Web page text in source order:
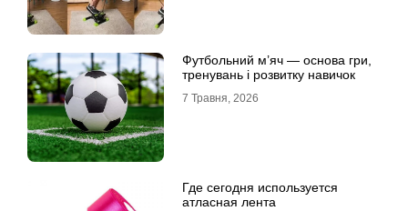
Футбольний м’яч — основа гри,
тренувань і розвитку навичок
7 Травня, 2026
Где сегодня используется
атласная лента